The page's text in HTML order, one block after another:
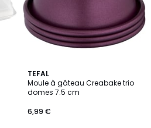
TEFAL
Moule à gâteau Creabake trio
domes 7.5 cm
6,99 €